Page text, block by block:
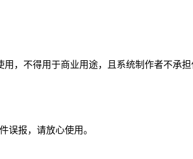
不得用于商业用途，且系统制作者不承
误报，请放心使用。